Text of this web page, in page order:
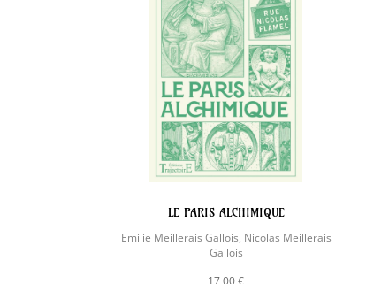
LE PARIS ALCHIMIQUE
Emilie Meillerais Gallois, Nicolas Meillerais
Gallois
17,00 €